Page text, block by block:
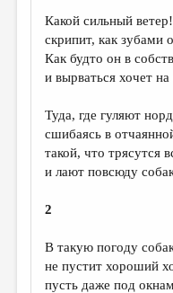
Какой сильный
скрипит, как зубами
Как будто он в
и вырваться хочет
Туда, где гуляют
сшибаясь в
такой, что трясутся
и лают повсюду
2
В такую погоду
не пустит хороший
пусть даже под